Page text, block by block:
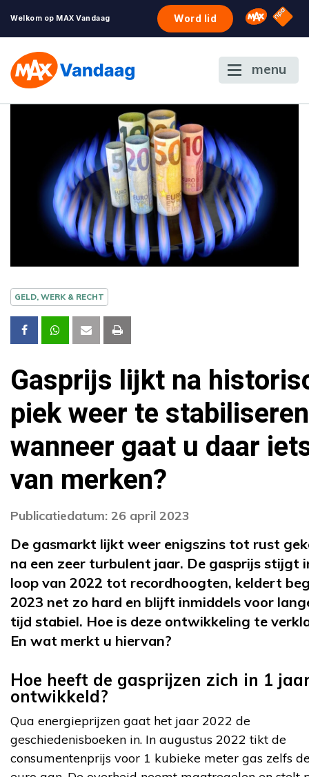
Welkom op MAX Vandaag Word lid Omroep
NPO
menu
GELD, WERK & RECHT
Gasprijs lijkt na
piek weer te
wanneer gaat u daar
van merken?
Publicatiedatum: 26 april 2023
De gasmarkt lijkt weer enigszins tot rust
na een zeer turbulent jaar. De gasprijs stijgt
loop van 2022 tot recordhoogten, keldert
2023 net zo hard en blijft inmiddels voor
tijd stabiel. Hoe is deze ontwikkeling te
En wat merkt u hiervan?
Hoe heeft de gasprijzen zich in 1
ontwikkeld?
Qua energieprijzen gaat het jaar 2022 de
geschiedenisboeken in. In augustus 2022 tikt de
consumentenprijs voor 1 kubieke meter gas zelfs